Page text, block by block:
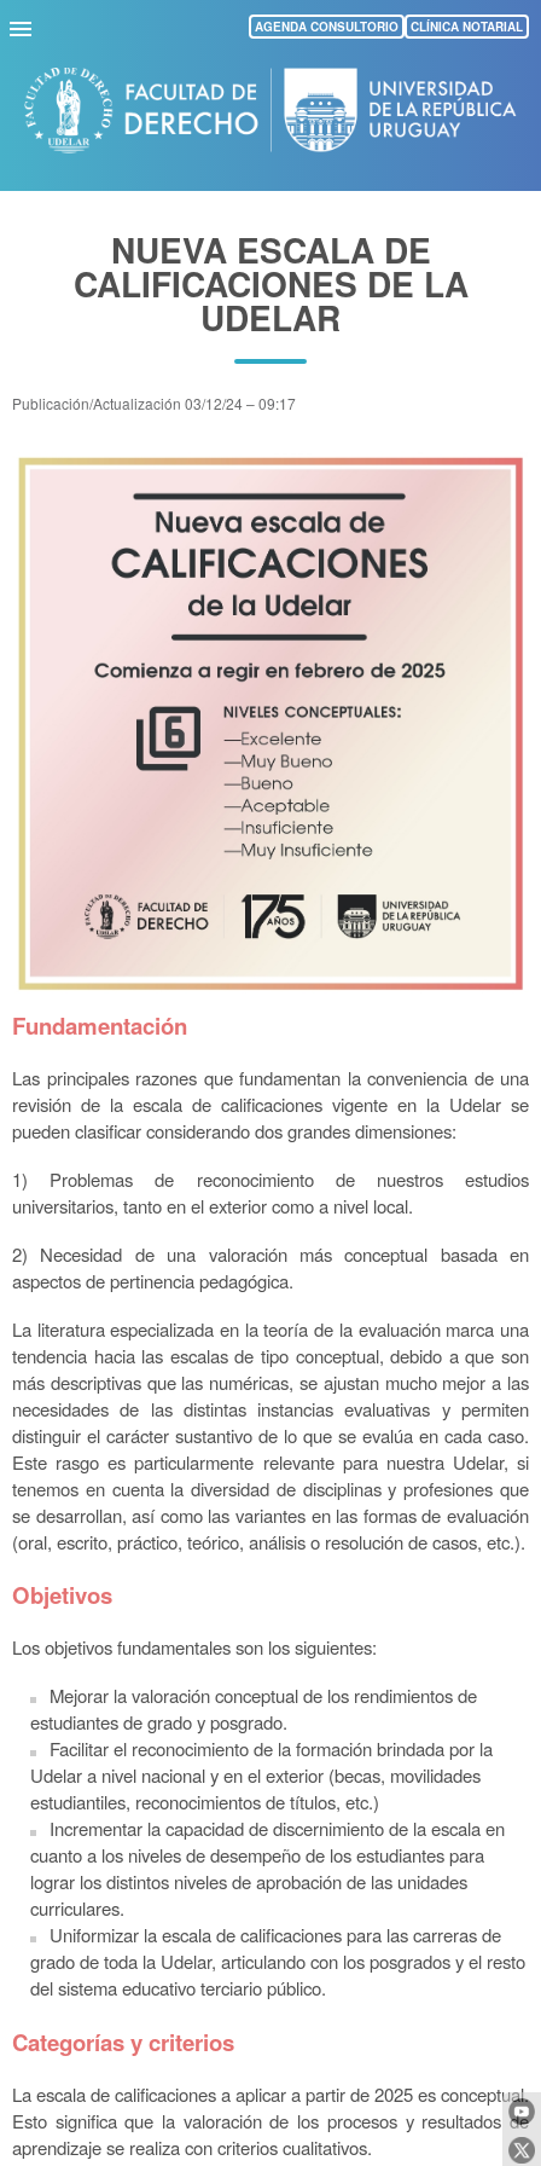
Pasar
al
contenido
principal
AGENDA CONSULTORIO CLÍNICA NOTARIAL
NUEVA ESCALA DE
CALIFICACIONES DE LA
UDELAR
Publicación/Actualización 03/12/24 – 09:17
Fundamentación
Las principales razones que fundamentan la conveniencia de una
revisión de la escala de calificaciones vigente en la Udelar se
pueden clasificar considerando dos grandes dimensiones:
1) Problemas de reconocimiento de nuestros estudios
universitarios, tanto en el exterior como a nivel local.
2) Necesidad de una valoración más conceptual basada en
aspectos de pertinencia pedagógica.
La literatura especializada en la teoría de la evaluación marca una
tendencia hacia las escalas de tipo conceptual, debido a que son
más descriptivas que las numéricas, se ajustan mucho mejor a las
necesidades de las distintas instancias evaluativas y permiten
distinguir el carácter sustantivo de lo que se evalúa en cada caso.
Este rasgo es particularmente relevante para nuestra Udelar, si
tenemos en cuenta la diversidad de disciplinas y profesiones que
se desarrollan, así como las variantes en las formas de evaluación
(oral, escrito, práctico, teórico, análisis o resolución de casos, etc.).
Objetivos
Los objetivos fundamentales son los siguientes:
Mejorar la valoración conceptual de los rendimientos de
estudiantes de grado y posgrado.
Facilitar el reconocimiento de la formación brindada por la
Udelar a nivel nacional y en el exterior (becas, movilidades
estudiantiles, reconocimientos de títulos, etc.)
Incrementar la capacidad de discernimiento de la escala en
cuanto a los niveles de desempeño de los estudiantes para
lograr los distintos niveles de aprobación de las unidades
curriculares.
Uniformizar la escala de calificaciones para las carreras de
grado de toda la Udelar, articulando con los posgrados y el resto
del sistema educativo terciario público.
Categorías y criterios
La escala de calificaciones a aplicar a partir de 2025 es conceptual.
Esto significa que la valoración de los procesos y resultados de
aprendizaje se realiza con criterios cualitativos.